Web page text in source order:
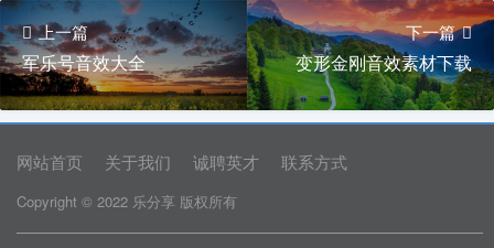
上一篇
军乐号音效大全
下一篇
变形金刚音效素材下载
网站首页 关于我们 诚聘英才 联系方式
Copyright © 2022 乐分享 版权所有